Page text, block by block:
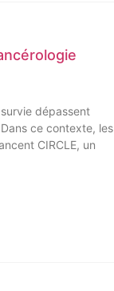
dépassent
ce contexte, les
CIRCLE, un